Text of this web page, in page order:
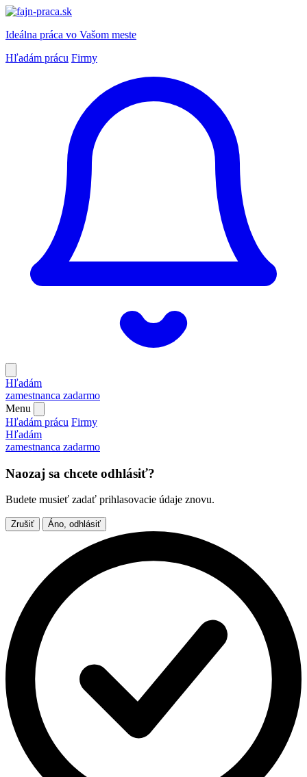
Ideálna práca vo Vašom meste
Hľadám prácu Firmy
Hľadám
zamestnanca zadarmo
Menu
Hľadám prácu Firmy
Hľadám
zamestnanca zadarmo
Naozaj sa chcete odhlásiť?
Budete musieť zadať prihlasovacie údaje znovu.
Zrušiť Áno, odhlásiť